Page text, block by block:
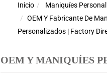
Inicio
Maniquíes
OEM Y Fabricante De
Personalizados | Factory
OEM Y MANIQUÍES